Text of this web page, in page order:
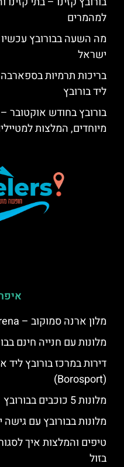
למהמרים
מה השעה בבורובץ
ישראל
ליד בורובץ
בורובץ בחודש אוקטובר
מיוחדים, המלצות
מלון ארנה סמוקוב – Hotel Arena (ליד בורובץ)
מלונות עם חנייה חינם
דירות במרכז בורובץ ליד
(Borosport)
מלונות 5 כוכבים בבורובץ
מלונות בבורובץ עם
טיפים והמלצות איך
בזול